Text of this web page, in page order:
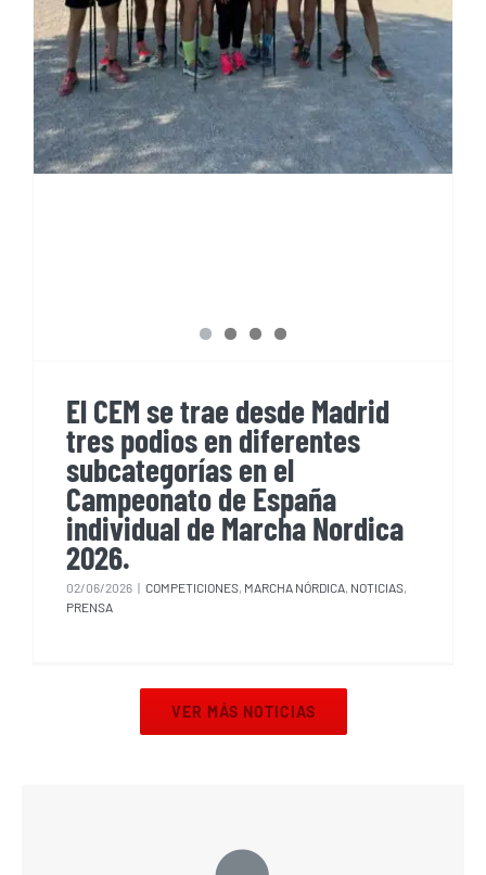
El CEM se trae desde Madrid
tres podios en diferentes
subcategorías en el
Campeonato de España
individual de Marcha Nordica
2026.
02/06/2026 | COMPETICIONES, MARCHA NÓRDICA, NOTICIAS,
PRENSA
VER MÁS NOTICIAS